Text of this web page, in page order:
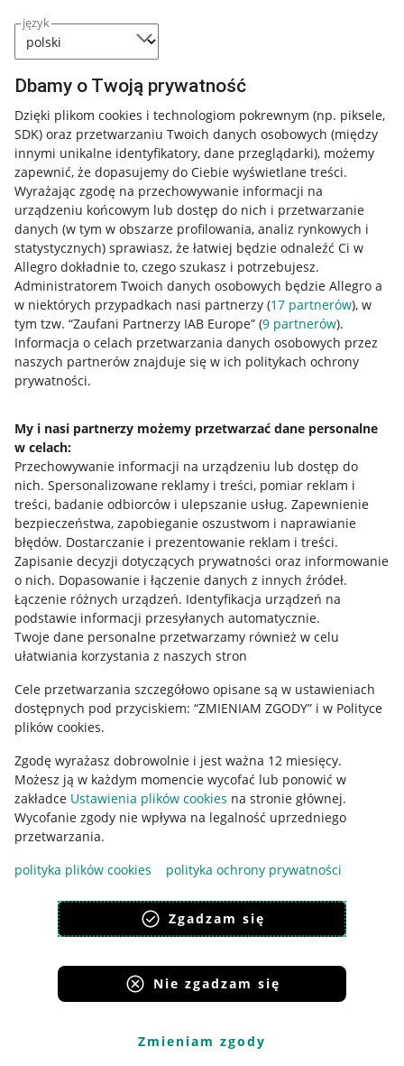
język
Dbamy o Twoją prywatność
Dzięki plikom cookies i technologiom pokrewnym (np. piksele,
SDK) oraz przetwarzaniu Twoich danych osobowych (między
innymi unikalne identyfikatory, dane przeglądarki), możemy
zapewnić, że dopasujemy do Ciebie wyświetlane treści.
Wyrażając zgodę na przechowywanie informacji na
urządzeniu końcowym lub dostęp do nich i przetwarzanie
danych (w tym w obszarze profilowania, analiz rynkowych i
statystycznych) sprawiasz, że łatwiej będzie odnaleźć Ci w
Allegro dokładnie to, czego szukasz i potrzebujesz.
Administratorem Twoich danych osobowych będzie Allegro a
w niektórych przypadkach nasi partnerzy (17 partnerów), w
tym tzw. “Zaufani Partnerzy IAB Europe” (9 partnerów).
Informacja o celach przetwarzania danych osobowych przez
naszych partnerów znajduje się w ich politykach ochrony
prywatności.
My i nasi partnerzy możemy przetwarzać dane personalne
w celach:
Przechowywanie informacji na urządzeniu lub dostęp do
nich. Spersonalizowane reklamy i treści, pomiar reklam i
treści, badanie odbiorców i ulepszanie usług. Zapewnienie
bezpieczeństwa, zapobieganie oszustwom i naprawianie
błędów. Dostarczanie i prezentowanie reklam i treści.
Zapisanie decyzji dotyczących prywatności oraz informowanie
o nich. Dopasowanie i łączenie danych z innych źródeł.
Łączenie różnych urządzeń. Identyfikacja urządzeń na
podstawie informacji przesyłanych automatycznie.
Twoje dane personalne przetwarzamy również w celu
ułatwiania korzystania z naszych stron
Cele przetwarzania szczegółowo opisane są w ustawieniach
dostępnych pod przyciskiem: “ZMIENIAM ZGODY” i w Polityce
plików cookies.
Zgodę wyrażasz dobrowolnie i jest ważna 12 miesięcy.
Możesz ją w każdym momencie wycofać lub ponowić w
zakładce Ustawienia plików cookies na stronie głównej.
Wycofanie zgody nie wpływa na legalność uprzedniego
przetwarzania.
polityka plików cookies
polityka ochrony prywatności
Zgadzam się
Nie zgadzam się
Zmieniam zgody
Przydatne informacje
Jak to działa
Napisz do nas
Allegro Gadane dla sprzedających
Allegro Gadane dla kupujących
Mapa miejscowości
Informacje prawne
Regulamin
Polityka plików "cookies"
Ustawienia plików "cookies"
Udostępnianie lokalizacji
Informacje dla Aktu o Usługach Cyfrowych
Pobierz aplikację
Korzystanie z serwisu oznacza akceptacjęregulaminu.